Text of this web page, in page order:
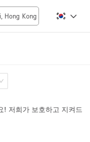
5000+ sq ft
! 저희가 보호하고 지켜드